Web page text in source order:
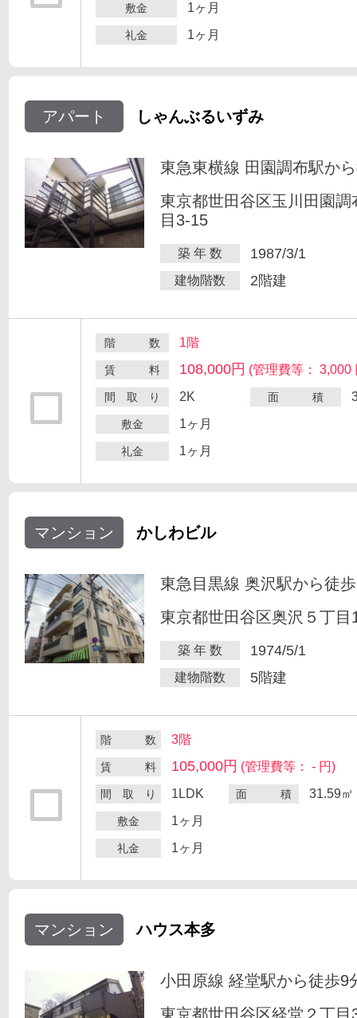
敷金 1ヶ月
礼金 1ヶ月
アパート しゃんぶるいずみ
東急東横線 田園調布駅か
東京都世田谷区玉川田園調
目3-15
築 年 数 1987/3/1
建物階数 2階建
階 数 1階
賃 料 108,000円 (管理費等： 3,000
間 取 り 2K 面 積
敷金 1ヶ月
礼金 1ヶ月
マンション かしわビル
東急目黒線 奥沢駅から徒
東京都世田谷区奥沢５丁目
築 年 数 1974/5/1
建物階数 5階建
階 数 3階
賃 料 105,000円 (管理費等： - 円)
間 取 り 1LDK 面 積 31.59㎡
敷金 1ヶ月
礼金 1ヶ月
マンション ハウス本多
小田原線 経堂駅から徒歩9
東京都世田谷区経堂２丁目